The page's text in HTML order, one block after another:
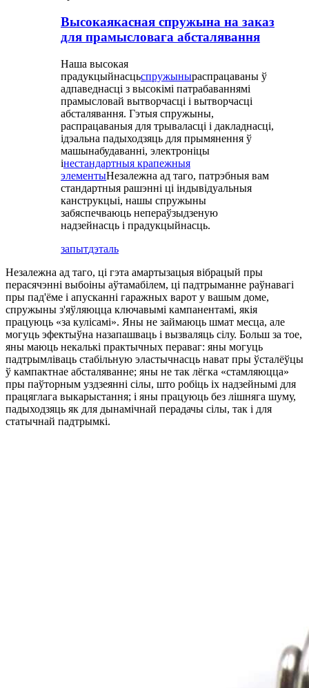
Высокаякасная спружына на заказ
для прамысловага абсталявання
Наша высокая
прадукцыйнасцьспружыныраспрацаваны ў
адпаведнасці з высокімі патрабаваннямі
прамысловай вытворчасці і вытворчасці
абсталявання. Гэтыя спружыны,
распрацаваныя для трываласці і дакладнасці,
ідэальна падыходзяць для прымянення ў
машынабудаванні, электроніцы
інестандартныя крапежныя
элементыНезалежна ад таго, патрэбныя вам
стандартныя рашэнні ці індывідуальныя
канструкцыі, нашы спружыны
забяспечваюць непераўзыдзеную
надзейнасць і прадукцыйнасць.
запытдэталь
Незалежна ад таго, ці гэта амартызацыя вібрацый пры
перасячэнні выбоіны аўтамабілем, ці падтрыманне раўнавагі
пры пад'ёме і апусканні гаражных варот у вашым доме,
спружыны з'яўляюцца ключавымі кампанентамі, якія
працуюць «за кулісамі». Яны не займаюць шмат месца, але
могуць эфектыўна назапашваць і вызваляць сілу. Больш за тое,
яны маюць некалькі практычных пераваг: яны могуць
падтрымліваць стабільную эластычнасць нават пры ўсталёўцы
ў кампактнае абсталяванне; яны не так лёгка «стамляюцца»
пры паўторным уздзеянні сілы, што робіць іх надзейнымі для
працяглага выкарыстання; і яны працуюць без лішняга шуму,
падыходзяць як для дынамічнай перадачы сілы, так і для
статычнай падтрымкі.